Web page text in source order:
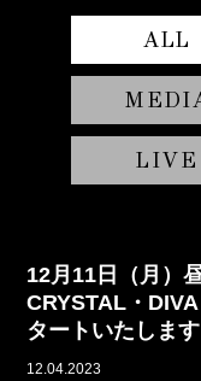
ALL
LIVE
12月11日（月）
CRYSTAL・
タートいたします
12.04.2023